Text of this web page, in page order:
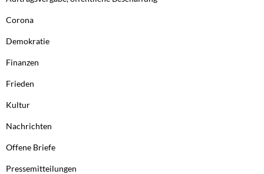
Corona
Demokratie
Finanzen
Frieden
Kultur
Nachrichten
Offene Briefe
Pressemitteilungen